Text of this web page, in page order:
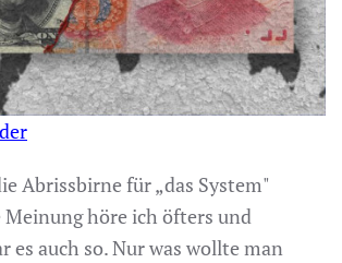
Abrissbirne für „das System"
Meinung höre ich öfters und
es auch so. Nur was wollte man